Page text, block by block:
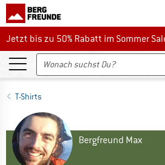
Jetzt bis zu 50% Rabatt im Sommer Sale
Jetzt bis zu 50% Rabatt im Sommer
T-Shirts
Bergfreund Max